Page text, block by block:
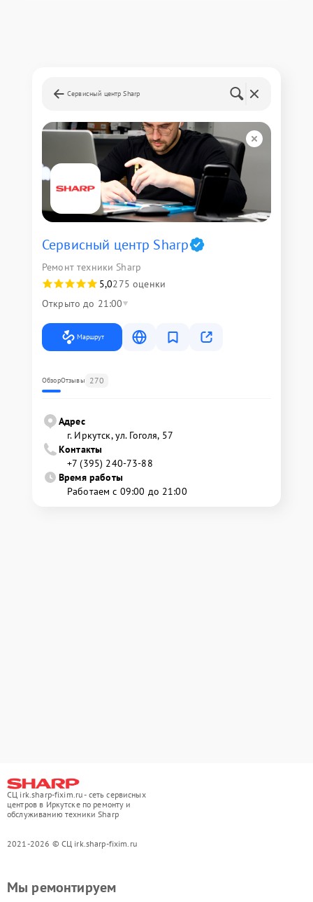
Сервисный центр Sharp
Сервисный центр Sharp
Ремонт техники Sharp
5,0275 оценки
Открыто до 21:00
Маршрут
ОбзорОтзывы 270
Адрес
г. Иркутск, ул. ​Гоголя, 57
Контакты
+7 (395) 240-73-88
Время работы
Работаем с 09:00 до 21:00
СЦ irk.sharp-fixim.ru - сеть сервисных
центров в Иркутске по ремонту и
обслуживанию техники Sharp
2021-2026 © СЦ irk.sharp-fixim.ru
Мы ремонтируем